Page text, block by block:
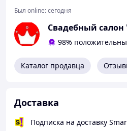
Был online:сегодня
Свадебный
98%
Каталог продавца
Доставка
Подписка на доставку